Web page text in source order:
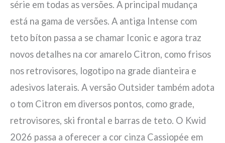
série em todas as versões. A principal mudança
está na gama de versões. A antiga Intense com
teto bíton passa a se chamar Iconic e agora traz
novos detalhes na cor amarelo Citron, como frisos
nos retrovisores, logotipo na grade dianteira e
adesivos laterais. A versão Outsider também adota
o tom Citron em diversos pontos, como grade,
retrovisores, ski frontal e barras de teto. O Kwid
2026 passa a oferecer a cor cinza Cassiopée em